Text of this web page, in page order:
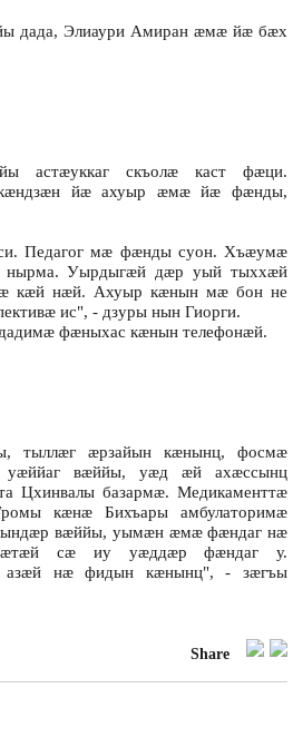
дада, Элиаури Амиран æмæ йæ бæх
астæуккаг скъолæ каст фæци.
кæндзæн йæ ахуыр æмæ йæ фæнды,
Педагог мæ фæнды суон. Хъæумæ
Уырдыгæй дæр уый тыххæй
кæй нæй. Ахуыр кæнын мæ бон не
ис", - дзуры нын Гиорги.
фæныхас кæнын телефонæй.
тыллæг æрзайын кæнынц, фосмæ
вæййы, уæд æй ахæссынц
Цхинвалы базармæ. Медикаменттæ
кæнæ Бихъары амбулаторимæ
вæййы, уымæн æмæ фæндаг нæ
сæ иу уæддæр фæндаг у.
азæй нæ фидын кæнынц", - зæгъы
Share